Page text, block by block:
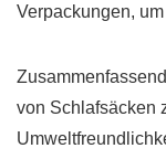
Verpackungen,
von Schlafsäcken